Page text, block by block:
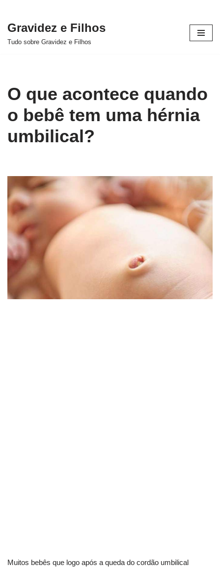
Pular
Gravidez e Filhos
Tudo sobre Gravidez e Filhos
O que acontece quando
o bebê tem uma hérnia
umbilical?
Muitos bebês que logo após a queda do cordão umbilical